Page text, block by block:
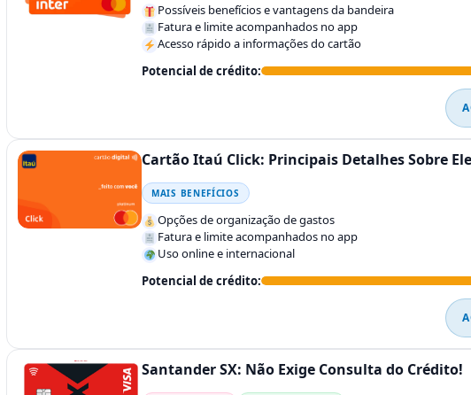
Possíveis benefícios e vantagens da bandeira
Fatura e limite acompanhados no app
Acesso rápido a informações do cartão
Potencial de crédito:
Cartão Itaú Click: Principais Detalhes Sobre
MAIS BENEFÍCIOS
Opções de organização de gastos
Fatura e limite acompanhados no app
Uso online e internacional
Potencial de crédito:
Santander SX: Não Exige Consulta do Crédito!